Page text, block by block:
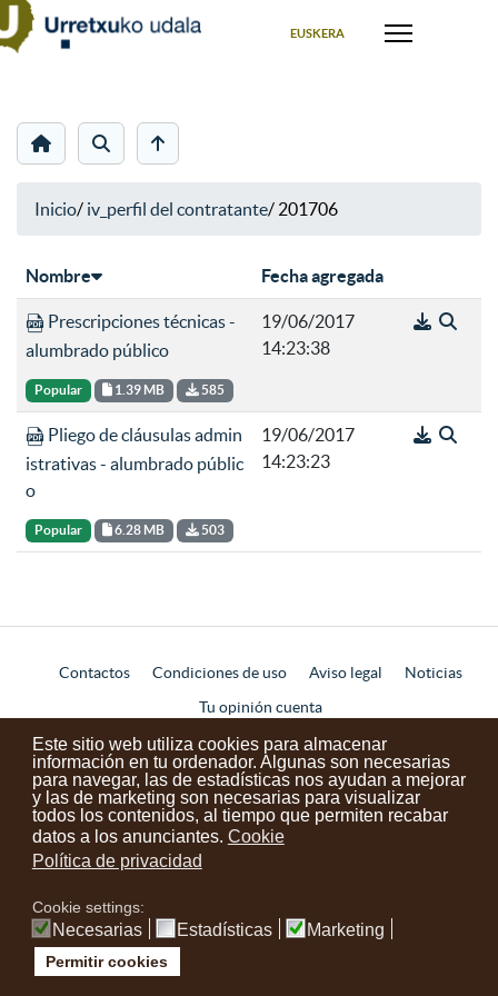
Este sitio web utiliza cookies para almacenar
información en tu ordenador. Algunas son necesarias
para navegar, las de estadísticas nos ayudan a mejorar
y las de marketing son necesarias para visualizar
todos los contenidos, al tiempo que permiten recabar
datos a los anunciantes. Cookie
Política de privacidad
Cookie settings:
Necesarias Estadísticas Marketing
Permitir cookies
EUSKERA
Inicio/ iv_perfil del contratante/ 201706
Nombre Fecha agregada
Prescripciones técnicas -
alumbrado público
Popular 1.39 MB 585
19/06/2017
14:23:38
Pliego de cláusulas admin
istrativas - alumbrado públic
o
Popular 6.28 MB 503
19/06/2017
14:23:23
Contactos Condiciones de uso Aviso legal
Noticias
Tu opinión cuenta
instagram
facebookyoutube